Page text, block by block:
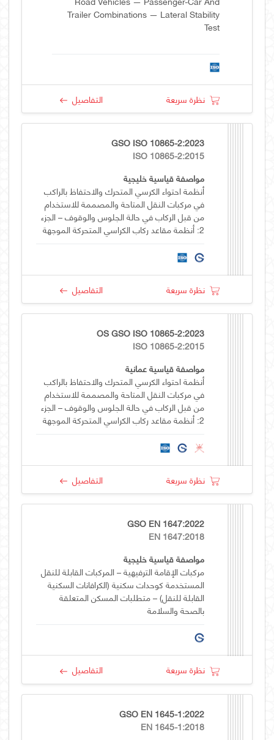
Trailer Combinations — Lateral Stability
Test
نظرة سريعة التفاصيل
GSO ISO 10865-2:2023
ISO 10865-2:2015
مواصفة قياسية خليجية
أنظمة احتواء الكرسي المتحرك والاحتفاظ بالراكب
في مركبات النقل المتاحة والمصممة للاستخدام
من قبل الركاب في حالة الجلوس والوقوف – الجزء
2: أنظمة مقاعد ركاب الكراسي المتحركة الموجهة
نظرة سريعة التفاصيل
OS GSO ISO 10865-2:2023
ISO 10865-2:2015
مواصفة قياسية عمانية
أنظمة احتواء الكرسي المتحرك والاحتفاظ بالراكب
في مركبات النقل المتاحة والمصممة للاستخدام
من قبل الركاب في حالة الجلوس والوقوف – الجزء
2: أنظمة مقاعد ركاب الكراسي المتحركة الموجهة
نظرة سريعة التفاصيل
GSO EN 1647:2022
EN 1647:2018
مواصفة قياسية خليجية
مركبات الإقامة الترفيهية – المركبات القابلة للنقل
المستخدمة كوحدات سكنية (الكرافانات السكنية
القابلة للنقل) – متطلبات المسكن المتعلقة
بالصحة والسلامة
نظرة سريعة التفاصيل
GSO EN 1645-1:2022
EN 1645-1:2018